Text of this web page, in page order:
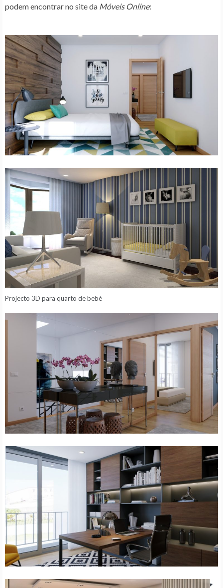
podem encontrar no site da Móveis Online:
Projecto 3D para quarto de bebé